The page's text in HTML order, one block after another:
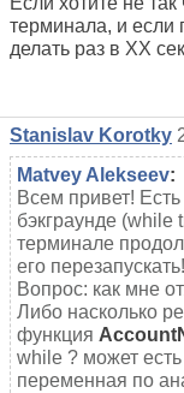
терминала, и если
делать раз в ХХ
Stanislav Korotky
Matvey Alekseev:
Всем привет! Есть
бэкграунде (while
терминале
его перезапускать!
Вопрос: как мне
Либо насколько
функция
while ? может
переменная по